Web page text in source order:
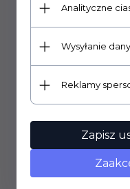
Has it got a tail?
7. Jakie to zwierzę?
What animal is it?
8. Wszystkie psy mają
He is very tall!
10. To jest moja rodzina!
11. Lubię ser
12. Czy potrzebujemy
Do we need bananas?
Analityczne
Wysyłanie
Reklamy
Zapisz